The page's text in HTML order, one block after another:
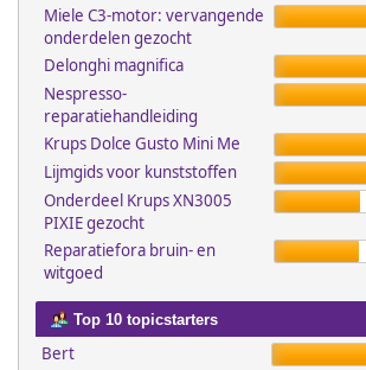
Miele C3-motor: vervangende
onderdelen gezocht
Delonghi magnifica
Nespresso-
reparatiehandleiding
Krups Dolce Gusto Mini Me
Lijmgids voor kunststoffen
Onderdeel Krups XN3005
PIXIE gezocht
Reparatiefora bruin- en
witgoed
Top 10 topicstarters
Bert